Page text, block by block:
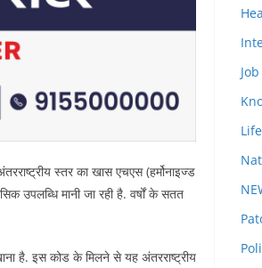
स्तर का खास एचएस (हर्मोनाइज्ड
उपलब्धि मानी जा रही है. वर्षों के सतत
है. इस कोड के मिलने से यह अंतरराष्ट्रीय
Job